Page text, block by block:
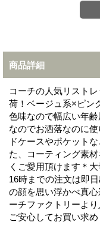
商品詳細
コーチの人気リスト
荷！ベージュ系×ピン
色味なので幅広い年
なのでお洒落なのに
ドケースやポケット
た、コーティング素
くご愛用頂けます＊
16時までの注文は即
の顔を思い浮かべ真
ーチファクトリーよ
ご安心してお買い求め